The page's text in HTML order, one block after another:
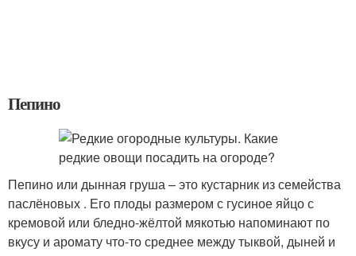
Пепино
Пепино или дынная груша – это кустарник из семейства
паслёновых . Его плоды размером с гусиное яйцо с
кремовой или бледно-жёлтой мякотью напоминают по
вкусу и аромату что-то среднее между тыквой, дыней и